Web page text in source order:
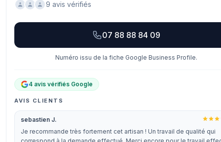
9 avis vérifiés
07 88 88 84 09
Numéro issu de la fiche Google Business Profile.
4 avis vérifiés Google
AVIS CLIENTS
sebastien J.
Je recommande très fortement cet artisan ! Un travail de qualité qui